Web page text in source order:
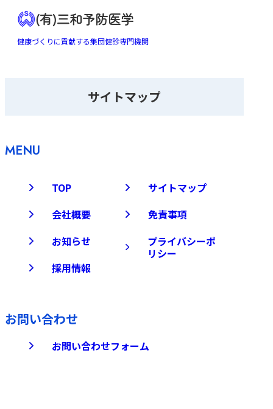
(有)三和予防医学
健康づくりに貢献する集団健診専門機関
サイトマップ
MENU
TOP
会社概要
お知らせ
採用情報
サイトマップ
免責事項
プライバシーポ
リシー
お問い合わせ
お問い合わせフォーム